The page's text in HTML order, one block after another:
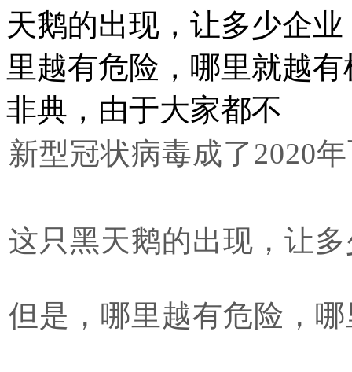
天鹅的出现，让多少企
里越有危险，哪里就越
非典，由于大家都不
新型冠状病毒成了2020
这只黑天鹅的出现，让
但是，哪里越有危险，